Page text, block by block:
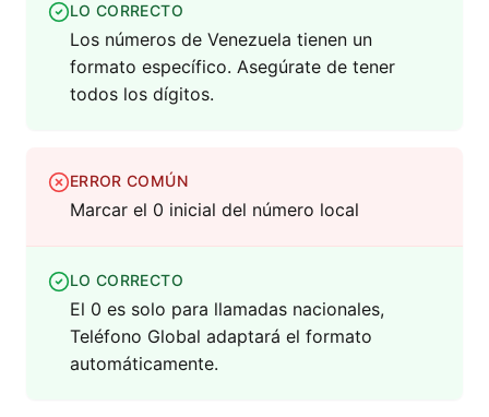
LO CORRECTO
Los números de Venezuela tienen un
formato específico. Asegúrate de tener
todos los dígitos.
ERROR COMÚN
Marcar el 0 inicial del número local
LO CORRECTO
El 0 es solo para llamadas nacionales,
Teléfono Global adaptará el formato
automáticamente.